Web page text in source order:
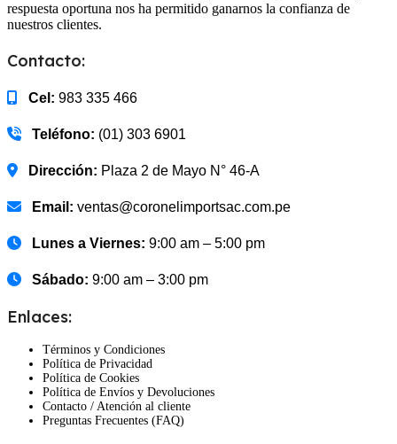
respuesta oportuna nos ha permitido ganarnos la confianza de
nuestros clientes.
Contacto:
Cel: 983 335 466
Teléfono: (01) 303 6901
Dirección: Plaza 2 de Mayo N° 46-A
Email: ventas@coronelimportsac.com.pe
Lunes a Viernes: 9:00 am – 5:00 pm
Sábado: 9:00 am – 3:00 pm
Enlaces:
Términos y Condiciones
Política de Privacidad
Política de Cookies
Política de Envíos y Devoluciones
Contacto / Atención al cliente
Preguntas Frecuentes (FAQ)